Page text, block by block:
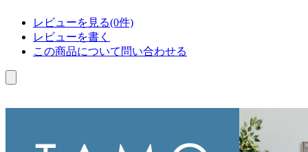
レビューを見る(0件)
レビューを書く
この商品について問い合わせる